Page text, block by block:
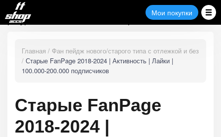
Полезные
ресурсы
Мои
покупки
Мои покупки
Главная
Фан пейдж нового/старого типа с отлежкой и без
Старые FanPage 2018-2024 | Активность | Лайки |
100.000-200.000 подписчиков
Старые FanPage
2018-2024 |